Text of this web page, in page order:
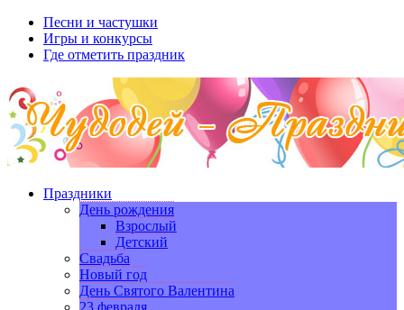
Песни и частушки
Игры и конкурсы
Где отметить праздник
Праздники
День рождения
Взрослый
Детский
Свадьба
Новый год
День Святого Валентина
23 февраля